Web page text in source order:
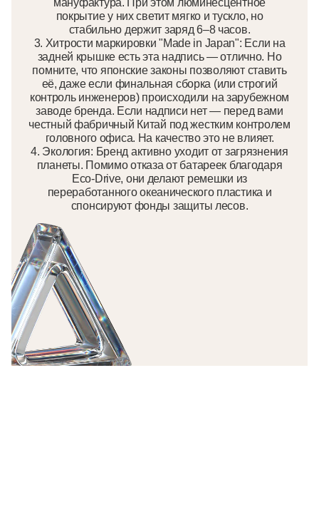
мануфактура. При этом люминесцентное
покрытие у них светит мягко и тускло, но
стабильно держит заряд 6–8 часов.
3. Хитрости маркировки "Made in Japan": Если на
задней крышке есть эта надпись — отлично. Но
помните, что японские законы позволяют ставить
её, даже если финальная сборка (или строгий
контроль инженеров) происходили на зарубежном
заводе бренда. Если надписи нет — перед вами
честный фабричный Китай под жестким контролем
головного офиса. На качество это не влияет.
4. Экология: Бренд активно уходит от загрязнения
планеты. Помимо отказа от батареек благодаря
Eco-Drive, они делают ремешки из
переработанного океанического пластика и
спонсируют фонды защиты лесов.